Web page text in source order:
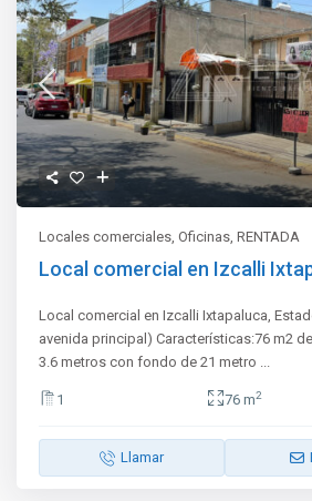
Locales comerciales,Oficinas,RENTADA
Local comercial en Izcalli
Local comercial en Izcalli Ixtapaluca,
avenida principal) Características:76 m2
3.6 metros con fondo de 21 metro ...
1 76 m2
Llamar